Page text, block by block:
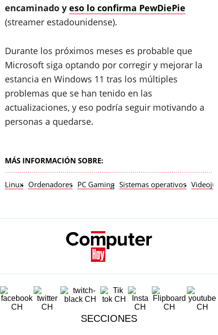
encaminado y eso lo confirma PewDiePie
(streamer estadounidense).
Durante los próximos meses es probable que
Microsoft siga optando por corregir y mejorar la
estancia en Windows 11 tras los múltiples
problemas que se han tenido en las
actualizaciones, y eso podría seguir motivando a
personas a quedarse.
MÁS INFORMACIÓN SOBRE:
Linux Ordenadores PC Gaming Sistemas operativos
SECCIONES